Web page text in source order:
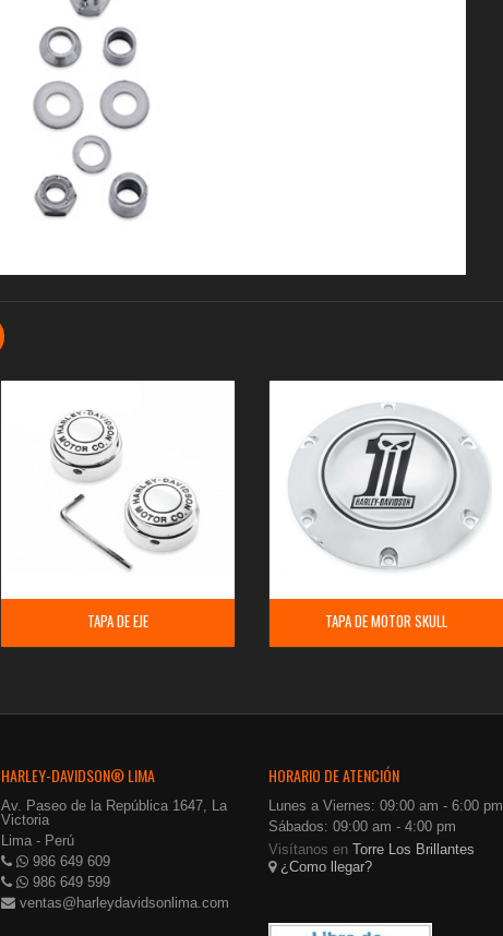
TAPA DE EJE TAPA DE MOTOR SKULL
HARLEY-DAVIDSON® LIMA
Av. Paseo de la República 1647, La
Victoria
Lima - Perú
986 649 609
986 649 599
ventas@harleydavidsonlima.com
HORARIO DE ATENCIÓN
Lunes a Viernes: 09:00 am - 6:00 pm
Sábados: 09:00 am - 4:00 pm
Visítanos en Torre Los Brillantes
¿Como llegar?